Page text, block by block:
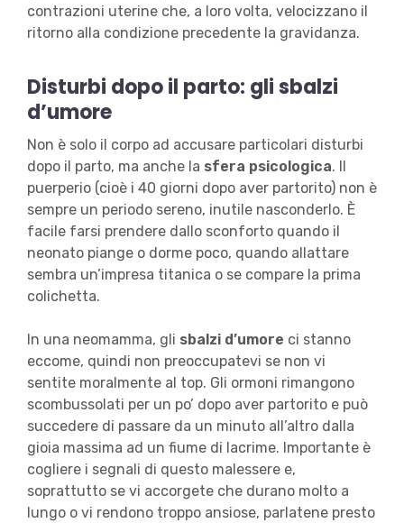
contrazioni uterine che, a loro volta, velocizzano il
ritorno alla condizione precedente la gravidanza.
Disturbi dopo il parto: gli sbalzi
d’umore
Non è solo il corpo ad accusare particolari disturbi
dopo il parto, ma anche la sfera psicologica. Il
puerperio (cioè i 40 giorni dopo aver partorito) non è
sempre un periodo sereno, inutile nasconderlo. È
facile farsi prendere dallo sconforto quando il
neonato piange o dorme poco, quando allattare
sembra un’impresa titanica o se compare la prima
colichetta.
In una neomamma, gli sbalzi d’umore ci stanno
eccome, quindi non preoccupatevi se non vi
sentite moralmente al top. Gli ormoni rimangono
scombussolati per un po’ dopo aver partorito e può
succedere di passare da un minuto all’altro dalla
gioia massima ad un fiume di lacrime. Importante è
cogliere i segnali di questo malessere e,
soprattutto se vi accorgete che durano molto a
lungo o vi rendono troppo ansiose, parlatene presto